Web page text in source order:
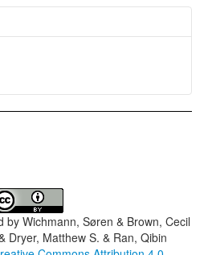
by Wichmann, Søren & Brown, Cecil
Dryer, Matthew S. & Ran, Qibin